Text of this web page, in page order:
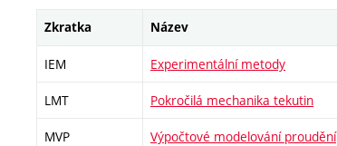
Zkratka Název
IEM Experimentální metody
LMT Pokročilá mechanika tekutin
MVP Výpočtové modelování proudění